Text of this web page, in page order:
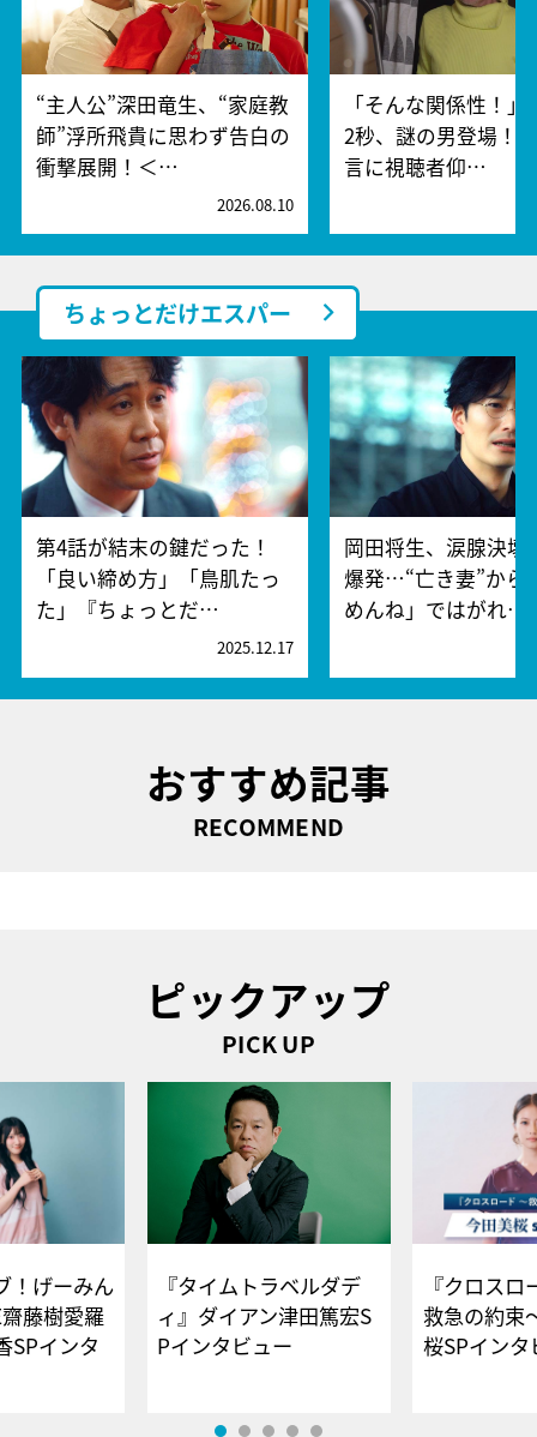
“主人公”深田竜生、“家庭教
師”浮所飛貴に思わず告白の
衝撃展開！＜…
2026.08.10
「そんな関係性！」
2秒、謎の男登場！
言に視聴者仰…
ちょっとだけエスパー
第4話が結末の鍵だった！
「良い締め方」「鳥肌たっ
た」『ちょっとだ…
2025.12.17
岡田将生、涙腺決壊
爆発…“亡き妻”から
めんね」ではがれ…
おすすめ記事
RECOMMEND
ピックアップ
PICK UP
！げーみん
藤樹愛羅
SPインタ
『タイムトラベルダデ
ィ』ダイアン津田篤宏S
Pインタビュー
『クロス
救急の約束
桜SPイ